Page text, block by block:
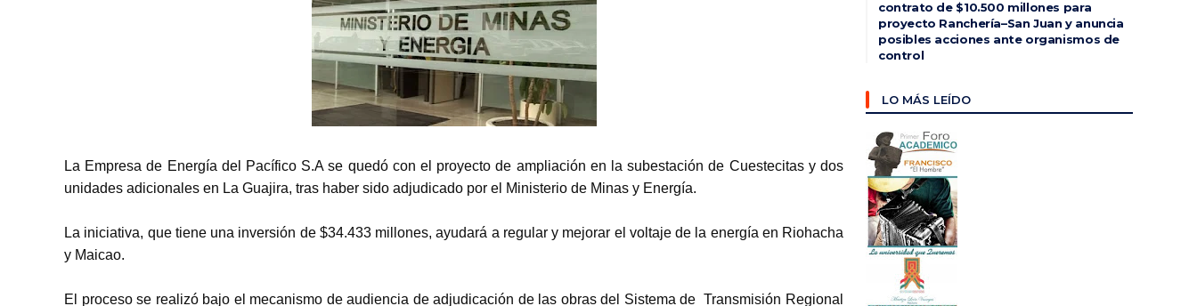
La Empresa de Energía del Pacífico S.A se quedó con el proyecto de ampliación en la subestación de Cuestecitas y dos
unidades adicionales en La Guajira, tras haber sido adjudicado por el Ministerio de Minas y Energía.
La iniciativa, que tiene una inversión de $34.433 millones, ayudará a regular y mejorar el voltaje de la energía en Riohacha
y Maicao.
El proceso se realizó bajo el mecanismo de audiencia de adjudicación de las obras del Sistema de Transmisión Regional
contrato de $10.500 millones para
proyecto Ranchería–San Juan y anuncia
posibles acciones ante organismos de
control
LO MÁS LEÍDO